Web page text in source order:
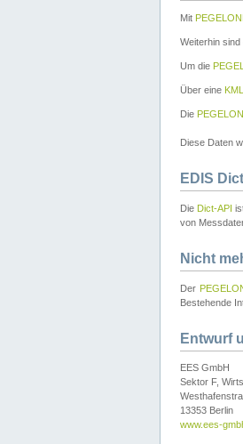
Mit
Weiterhin
Um die
Über eine
Die
Diese Daten
EDIS
Die Dict-API
von
Nicht
Der
Bestehende
Entwurf
EES GmbH
Sektor F,
13353 Berlin
www.ees-